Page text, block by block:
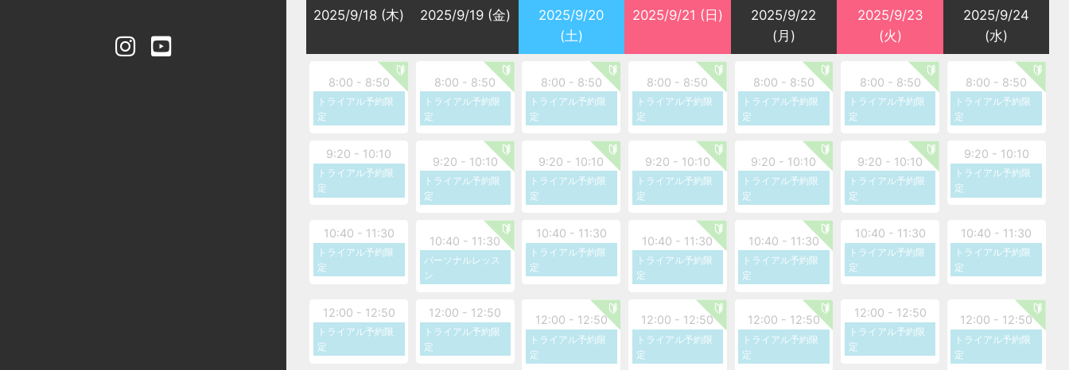
ただいた月謝プラン・チケット（トライアル含む）の返金対応は受け付けておりませんので、予
◆お支払いはWEB決済のみとなります。現金でのお支払いは受け付けておりませんのでご注意く
ださい。
◆初回トライアル（体験）は、ご入会を検討されているお客様向けの枠となります。同業者さま
のご参加はご遠慮ください。
＼新規ご入会キャンペーン／
体験当日の月謝プランご契約で、初回お支払い料金から、お申し込みプランの20％の金額を割引
します！
ご相談やお困りごとがございましたら、公式LINEからお問い合わせください。
※お手数ですが、LINE追加後にフルネームをお送りください。
【公式ラインURL】
【会員の皆様へ】
◆ご予約は前日21:00まで可能です。
2025/9/18 (木) 2025/9/19 (金)
2025/9/20
(土)
2025/9/21 (日)
2025/9/22
(月)
2025/9/23
(火)
2025/9/24
(水)
8:00 - 8:50
トライアル予約限
定
8:00 - 8:50
トライアル予約限
定
8:00 - 8:50
トライアル予約限
定
8:00 - 8:50
トライアル予約限
定
8:00 - 8:50
トライアル予約限
定
8:00 - 8:50
トライアル予約限
定
8:00 - 8:50
トライアル予約限
定
9:20 - 10:10
トライアル予約限
定
9:20 - 10:10
トライアル予約限
定
9:20 - 10:10
トライアル予約限
定
9:20 - 10:10
トライアル予約限
定
9:20 - 10:10
トライアル予約限
定
9:20 - 10:10
トライアル予約限
定
9:20 - 10:10
トライアル予約限
定
10:40 - 11:30
トライアル予約限
定
10:40 - 11:30
パーソナルレッス
ン
10:40 - 11:30
トライアル予約限
定
10:40 - 11:30
トライアル予約限
定
10:40 - 11:30
トライアル予約限
定
10:40 - 11:30
トライアル予約限
定
10:40 - 11:30
トライアル予約限
定
12:00 - 12:50
トライアル予約限
定
12:00 - 12:50
トライアル予約限
定
12:00 - 12:50
トライアル予約限
定
12:00 - 12:50
トライアル予約限
定
12:00 - 12:50
トライアル予約限
定
12:00 - 12:50
トライアル予約限
定
12:00 - 12:50
トライアル予約限
定